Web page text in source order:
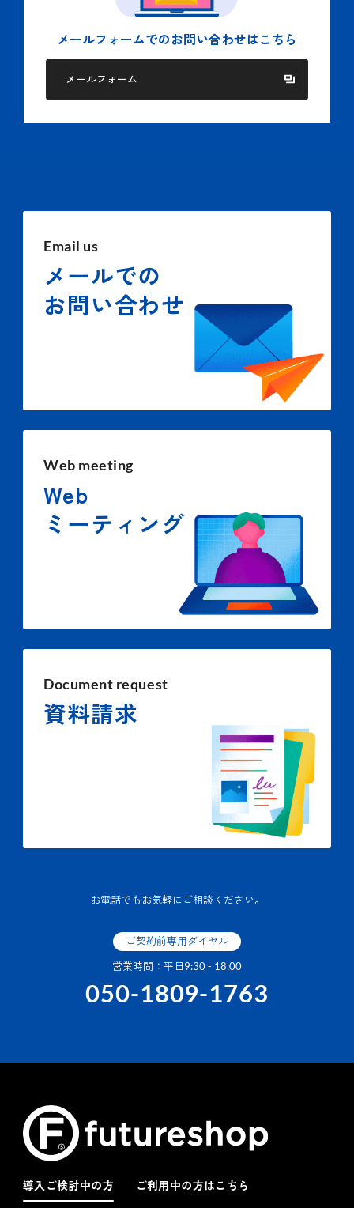
メールフォームでの お問い合わせはこちら
メールフォーム
Email us
メールでの
お問い合わせ
Web meeting
Web
ミーティング
Document request
資料請求
お電話でもお気軽にご相談ください。
ご契約前専用ダイヤル
営業時間：平日9:30 - 18:00
050-1809-1763
導入ご検討中の方 ご利用中の方はこちら